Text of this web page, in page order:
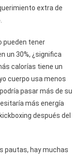
extra de
pueden tener
un 30%, ¿significa
calorías tiene un
cuerpo usa menos
pasar más de su
más energía
después del
pautas, hay muchas